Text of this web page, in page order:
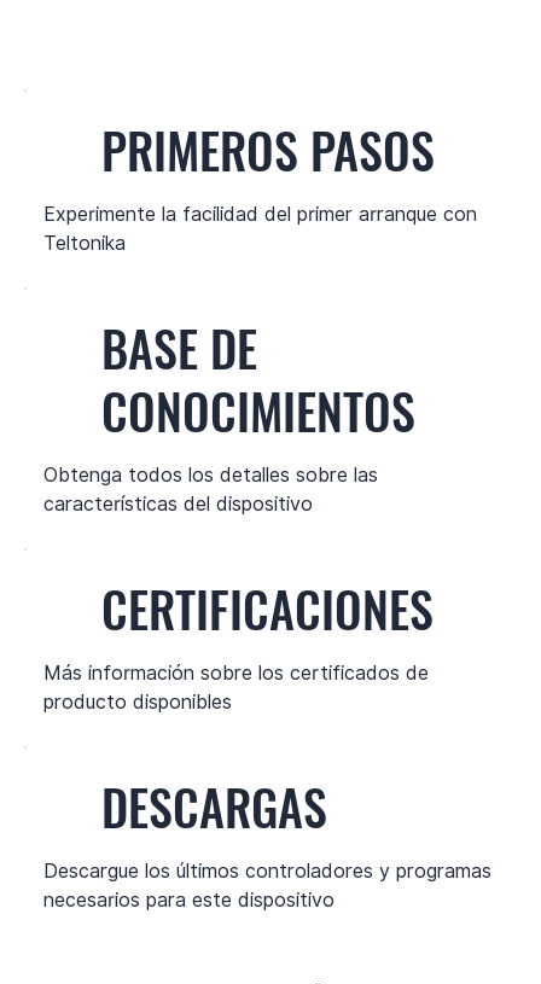
PRIMEROS PASOS
Experimente la facilidad del primer arranque con
Teltonika
BASE DE
CONOCIMIENTOS
Obtenga todos los detalles sobre las
características del dispositivo
CERTIFICACIONES
Más información sobre los certificados de
producto disponibles
DESCARGAS
Descargue los últimos controladores y programas
necesarios para este dispositivo